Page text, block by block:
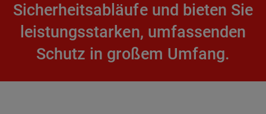
Sicherheitsabläufe und bieten Sie
leistungsstarken, umfassenden
Schutz in großem Umfang.